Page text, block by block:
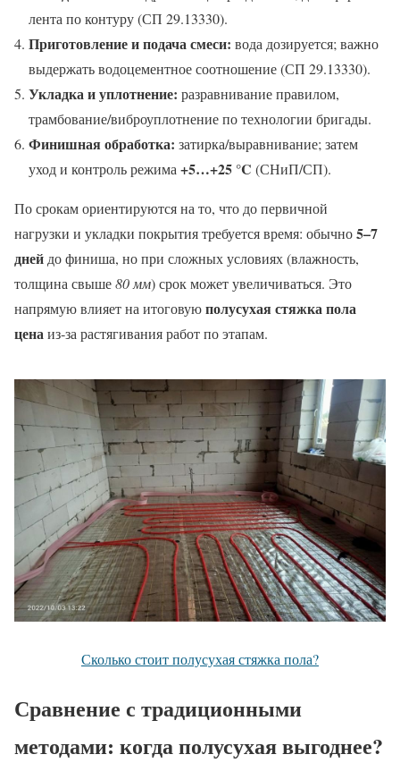
лента по контуру (СП 29.13330).
Приготовление и подача смеси: вода дозируется; важно
выдержать водоцементное соотношение (СП 29.13330).
Укладка и уплотнение: разравнивание правилом,
трамбование/виброуплотнение по технологии бригады.
Финишная обработка: затирка/выравнивание; затем
уход и контроль режима+5…+25 °C (СНиП/СП).
По срокам ориентируются на то, что до первичной
нагрузки и укладки покрытия требуется время: обычно5–7
днейдо финиша, но при сложных условиях (влажность,
толщина свыше80 мм) срок может увеличиваться. Это
напрямую влияет на итоговуюполусухая стяжка пола
ценаиз‑за растягивания работ по этапам.
Сколько стоит полусухая стяжка пола?
Сравнение с традиционными
методами: когда полусухая выгоднее?